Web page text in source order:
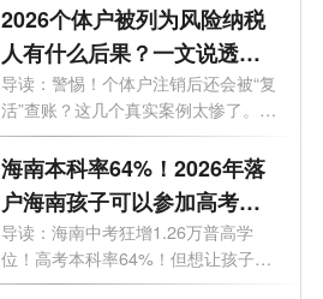
2026个体户被列为风险纳税
人有什么后果？一文说透原
因与解除办法
导读：警惕！个体户注销后还会被“复
活”查账？这几个真实案例太惨了。
最...
海南本科率64%！2026年落
户海南孩子可以参加高考
吗？答案来了！
导读：海南中考狂增1.26万普高学
位！高考本科率64%！但想让孩子来
海南高考...